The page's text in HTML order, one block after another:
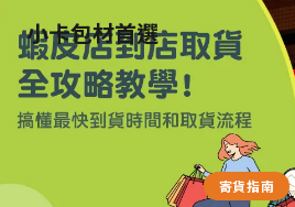
小卡包材首選
寄貨指南